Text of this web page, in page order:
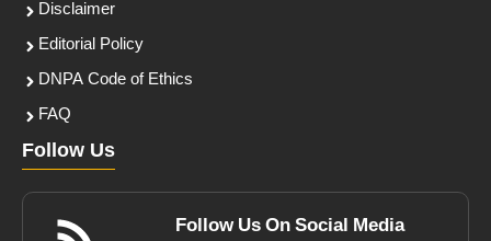
Disclaimer
Editorial Policy
DNPA Code of Ethics
FAQ
Follow Us
Follow Us On Social Media